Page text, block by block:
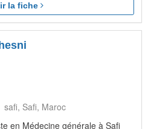
la fiche
safi Safi Maroc
en Médecine générale à Safi